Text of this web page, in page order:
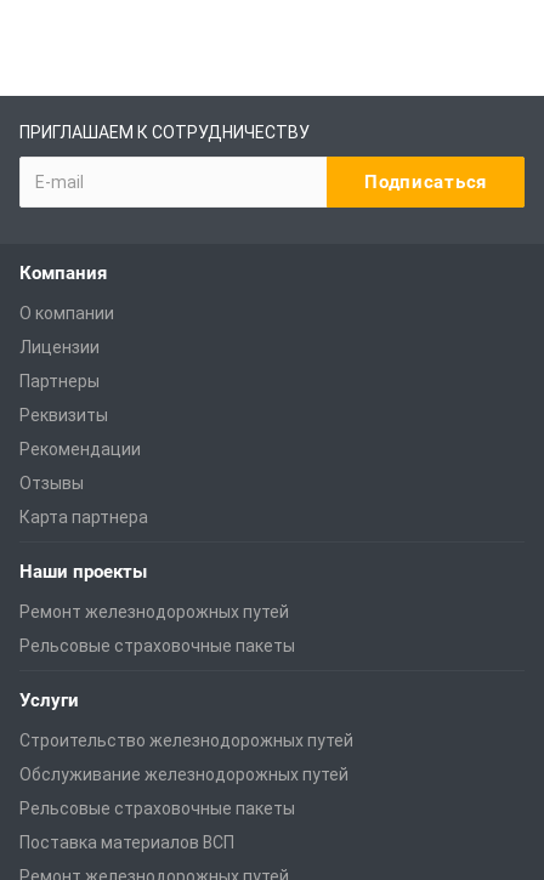
ПРИГЛАШАЕМ К СОТРУДНИЧЕСТВУ
Компания
О компании
Лицензии
Партнеры
Реквизиты
Рекомендации
Отзывы
Карта партнера
Наши проекты
Ремонт железнодорожных путей
Рельсовые страховочные пакеты
Услуги
Строительство железнодорожных путей
Обслуживание железнодорожных путей
Рельсовые страховочные пакеты
Поставка материалов ВСП